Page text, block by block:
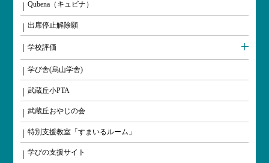
Qubena（キュビナ）
出席停止解除願
学校評価
学び舎(烏山学舎)
武蔵丘小PTA
武蔵丘おやじの会
特別支援教室「すまいるルーム」
学びの支援サイト